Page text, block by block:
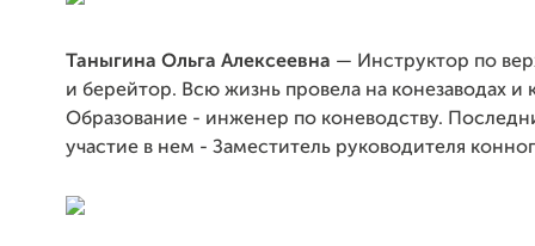
Таныгина Ольга Алексеевна — Инструктор по
и берейтор. Всю жизнь провела на конезаводах и
Образование - инженер по коневодству.
участие в нем - Заместитель руководителя